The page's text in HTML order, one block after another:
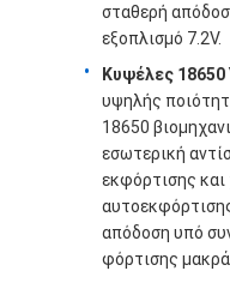
Αρχική σελίδα
Προϊόντα
Σχετικά με εμάς
Ξενάγηση στο
σταθερή
εξοπλισμό 7.2V.
Κυψέλες
υψηλής
18650
εσωτερική
εκφόρτισης
απόδοση υπό
φόρτισης